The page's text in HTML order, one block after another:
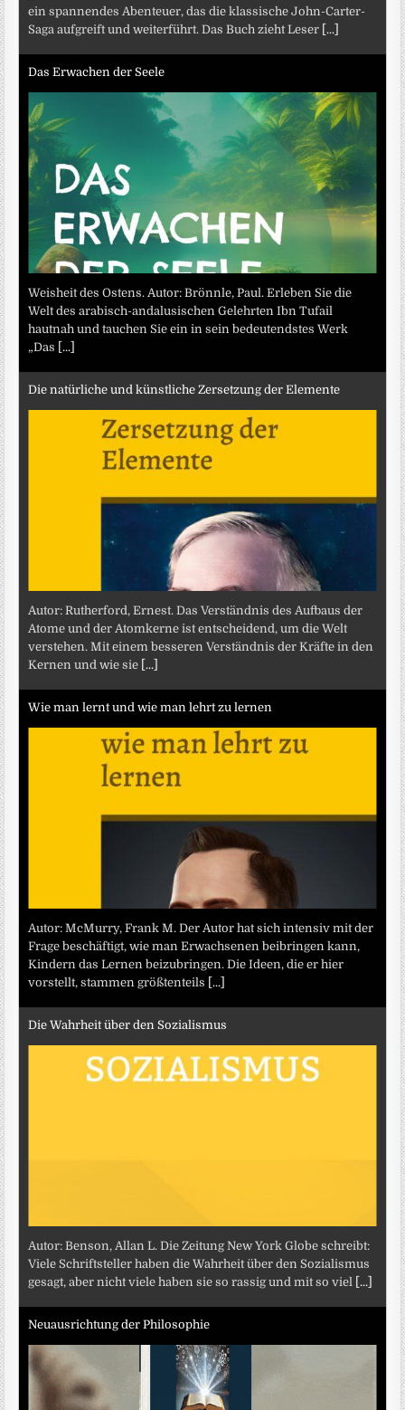
ein spannendes Abenteuer, das die klassische John-Carter-
Saga aufgreift und weiterführt. Das Buch zieht Leser [...]
Das Erwachen der Seele
Weisheit des Ostens. Autor: Brönnle, Paul. Erleben Sie die
Welt des arabisch-andalusischen Gelehrten Ibn Tufail
hautnah und tauchen Sie ein in sein bedeutendstes Werk
„Das [...]
Die natürliche und künstliche Zersetzung der Elemente
Autor: Rutherford, Ernest. Das Verständnis des Aufbaus der
Atome und der Atomkerne ist entscheidend, um die Welt
verstehen. Mit einem besseren Verständnis der Kräfte in den
Kernen und wie sie [...]
Wie man lernt und wie man lehrt zu lernen
Autor: McMurry, Frank M. Der Autor hat sich intensiv mit der
Frage beschäftigt, wie man Erwachsenen beibringen kann,
Kindern das Lernen beizubringen. Die Ideen, die er hier
vorstellt, stammen größtenteils [...]
Die Wahrheit über den Sozialismus
Autor: Benson, Allan L. Die Zeitung New York Globe schreibt:
Viele Schriftsteller haben die Wahrheit über den Sozialismus
gesagt, aber nicht viele haben sie so rassig und mit so viel [...]
Neuausrichtung der Philosophie